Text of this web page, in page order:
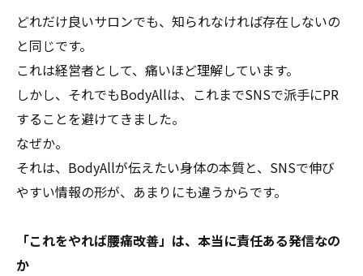
どれだけ良いサロンでも、知られなければ存在しないの
と同じです。
これは経営者として、痛いほど理解しています。
しかし、それでもBodyAllは、これまでSNSで派手にPR
することを避けてきました。
なぜか。
それは、BodyAllが伝えたい身体の本質と、SNSで伸び
やすい情報の形が、あまりにも違うからです。
「これをやれば腰痛改善」は、本当に責任ある発信なの
か